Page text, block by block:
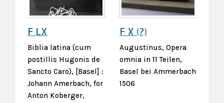
F LX
Biblia latina (cum
postillis Hugonis de
Sancto Caro), [Basel] :
Johann Amerbach, for
Anton Koberger,
F X (?)
Augustinus, Opera
omnia in 11 Teilen,
Basel bei Ammerbach
1506